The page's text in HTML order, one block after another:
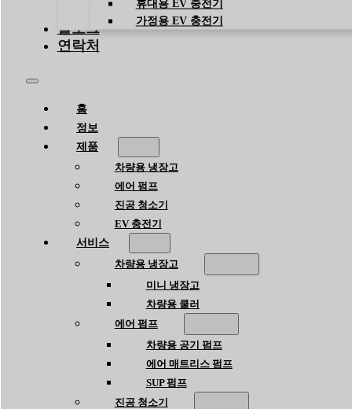
휴대용 EV 충전기
가정용 EV 충전기
블로그
연락처
홈
정보
제품
차량용 냉장고
에어 펌프
진공 청소기
EV 충전기
서비스
차량용 냉장고
미니 냉장고
차량용 쿨러
에어 펌프
차량용 공기 펌프
에어 매트리스 펌프
SUP 펌프
진공 청소기